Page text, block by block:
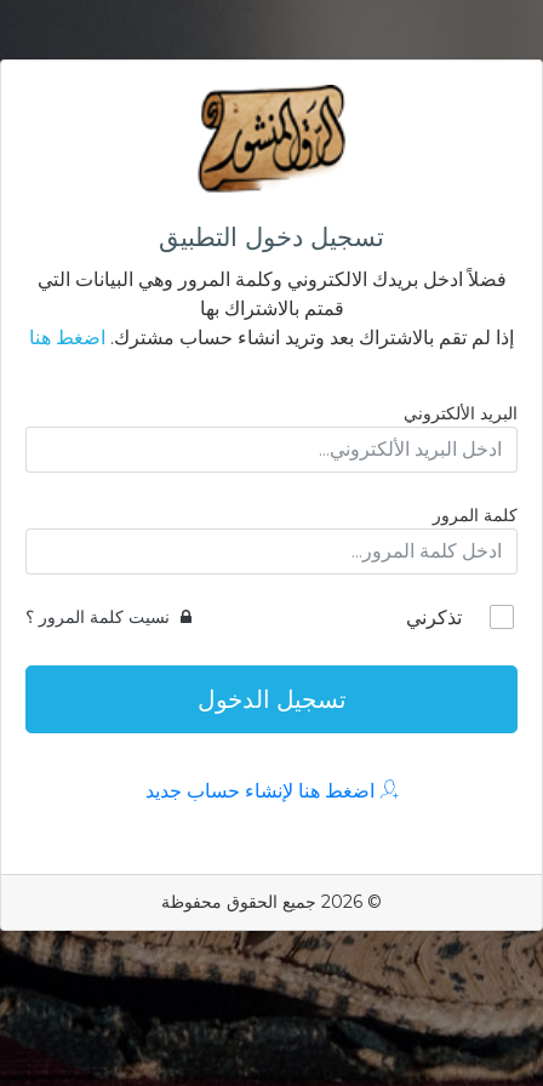
تسجيل دخول التطبيق
فضلاً ادخل بريدك الالكتروني وكلمة المرور وهي البيانات التي
قمتم بالاشتراك بها
إذا لم تقم بالاشتراك بعد وتريد انشاء حساب مشترك. اضغط هنا
البريد الألكتروني
كلمة المرور
تذكرني نسيت كلمة المرور ؟
تسجيل الدخول
اضغط هنا لإنشاء حساب جديد
© 2026 جميع الحقوق محفوظة